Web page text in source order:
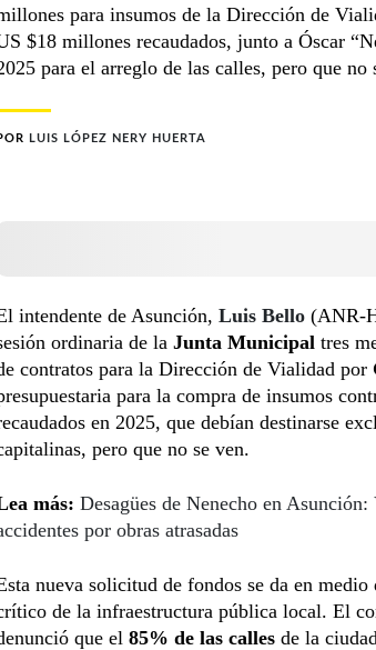
para insumos de la Dirección de
$18 millones recaudados, junto a Óscar
para el arreglo de las calles, pero que no
LUIS LÓPEZ NERY HUERTA
intendente de Asunción, Luis Bello (ANR-
ordinaria de la Junta Municipal tres
contratos para la Dirección de Vialidad por
para la compra de insumos
en 2025, que debían destinarse
pero que no se ven.
más: Desagües de Nenecho en
por obras atrasadas
nueva solicitud de fondos se da en medio
de la infraestructura pública local. El
que el 85% de las calles de la